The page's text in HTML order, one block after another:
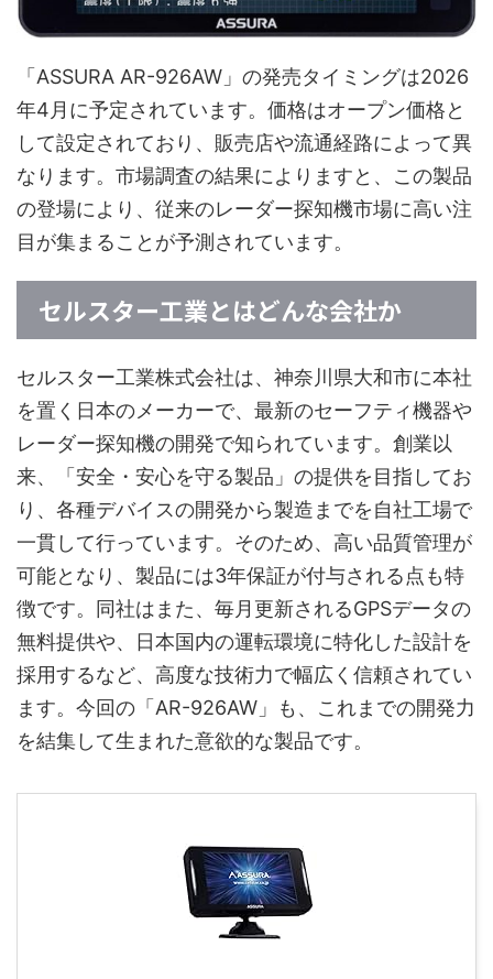
「ASSURA AR-926AW」の発売タイミングは2026
年4月に予定されています。価格はオープン価格と
して設定されており、販売店や流通経路によって異
なります。市場調査の結果によりますと、この製品
の登場により、従来のレーダー探知機市場に高い注
目が集まることが予測されています。
セルスター工業とはどんな会社か
セルスター工業株式会社は、神奈川県大和市に本社
を置く日本のメーカーで、最新のセーフティ機器や
レーダー探知機の開発で知られています。創業以
来、「安全・安心を守る製品」の提供を目指してお
り、各種デバイスの開発から製造までを自社工場で
一貫して行っています。そのため、高い品質管理が
可能となり、製品には3年保証が付与される点も特
徴です。同社はまた、毎月更新されるGPSデータの
無料提供や、日本国内の運転環境に特化した設計を
採用するなど、高度な技術力で幅広く信頼されてい
ます。今回の「AR-926AW」も、これまでの開発力
を結集して生まれた意欲的な製品です。